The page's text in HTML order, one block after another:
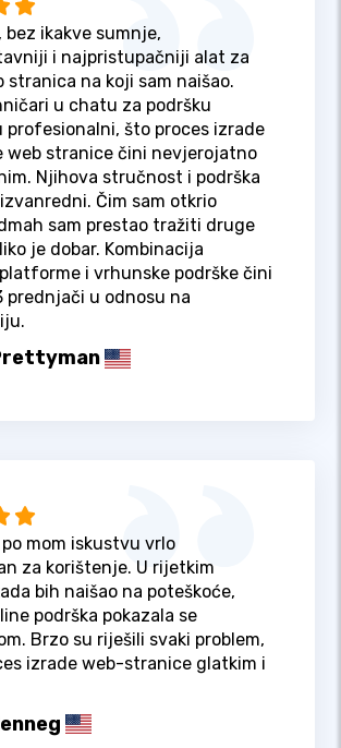
bez ikakve sumnje,
i najpristupačniji alat za
stranica na koji sam naišao.
u chatu za podršku
profesionalni, što proces izrade
web stranice čini nevjerojatno
Njihova stručnost i podrška
Čim sam otkrio
sam prestao tražiti druge
je dobar. Kombinacija
i vrhunske podrške čini
prednjači u odnosu na
po mom iskustvu vrlo
za korištenje. U rijetkim
bih naišao na poteškoće,
podrška pokazala se
Brzo su riješili svaki problem,
izrade web-stranice glatkim i